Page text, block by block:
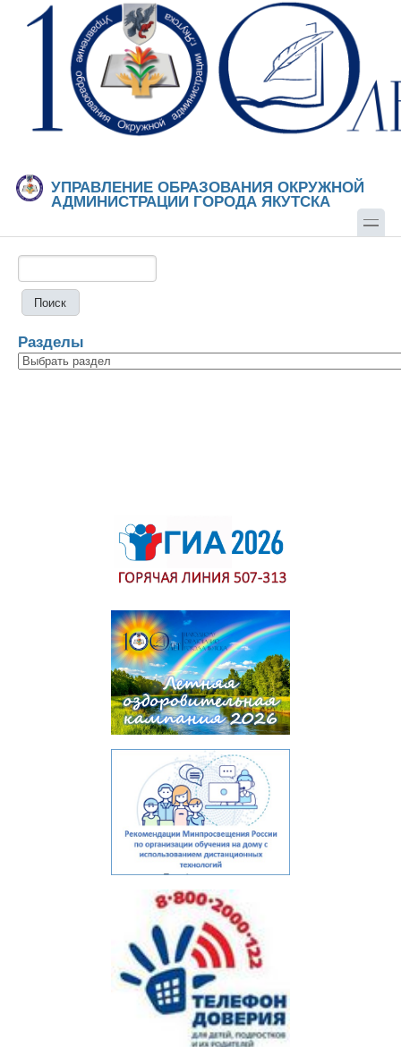
Перейти к основному содержанию
Skip to search
УПРАВЛЕНИЕ ОБРАЗОВАНИЯ ОКРУЖНОЙ
АДМИНИСТРАЦИИ ГОРОДА ЯКУТСКА
Разделы